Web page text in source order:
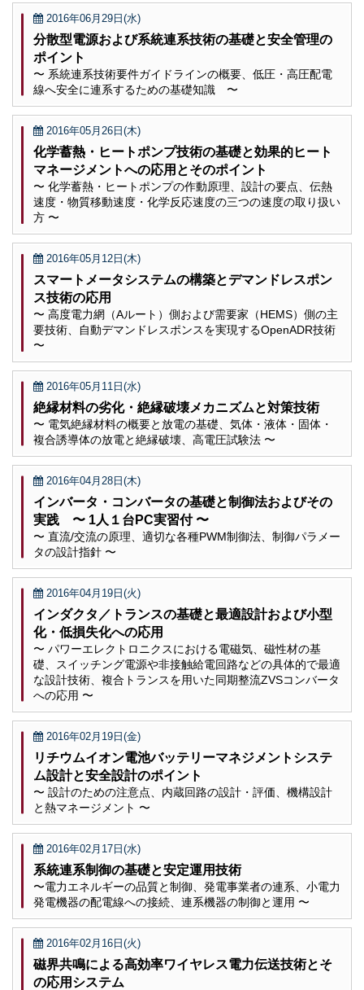
2016年06月29日(水)
分散型電源および系統連系技術の基礎と安全管理の
ポイント
〜 系統連系技術要件ガイドラインの概要、低圧・高圧配電
線へ安全に連系するための基礎知識 〜
2016年05月26日(木)
化学蓄熱・ヒートポンプ技術の基礎と効果的ヒート
マネージメントへの応用とそのポイント
〜 化学蓄熱・ヒートポンプの作動原理、設計の要点、伝熱
速度・物質移動速度・化学反応速度の三つの速度の取り扱い
方 〜
2016年05月12日(木)
スマートメータシステムの構築とデマンドレスポン
ス技術の応用
〜 高度電力網（Aルート）側および需要家（HEMS）側の主
要技術、自動デマンドレスポンスを実現するOpenADR技術
〜
2016年05月11日(水)
絶縁材料の劣化・絶縁破壊メカニズムと対策技術
〜 電気絶縁材料の概要と放電の基礎、気体・液体・固体・
複合誘導体の放電と絶縁破壊、高電圧試験法 〜
2016年04月28日(木)
インバータ・コンバータの基礎と制御法およびその
実践 〜 1人１台PC実習付 〜
〜 直流/交流の原理、適切な各種PWM制御法、制御パラメー
タの設計指針 〜
2016年04月19日(火)
インダクタ／トランスの基礎と最適設計および小型
化・低損失化への応用
〜 パワーエレクトロニクスにおける電磁気、磁性材の基
礎、スイッチング電源や非接触給電回路などの具体的で最適
な設計技術、複合トランスを用いた同期整流ZVSコンバータ
への応用 〜
2016年02月19日(金)
リチウムイオン電池バッテリーマネジメントシステ
ム設計と安全設計のポイント
〜 設計のための注意点、内蔵回路の設計・評価、機構設計
と熱マネージメント 〜
2016年02月17日(水)
系統連系制御の基礎と安定運用技術
〜電力エネルギーの品質と制御、発電事業者の連系、小電力
発電機器の配電線への接続、連系機器の制御と運用 〜
2016年02月16日(火)
磁界共鳴による高効率ワイヤレス電力伝送技術とそ
の応用システム